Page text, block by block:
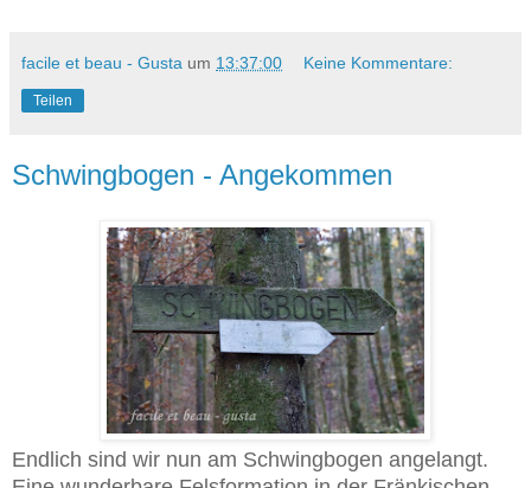
facile et beau - Gusta um 13:37:00 Keine Kommentare:
Teilen
Schwingbogen - Angekommen
Endlich sind wir nun am Schwingbogen angelangt.